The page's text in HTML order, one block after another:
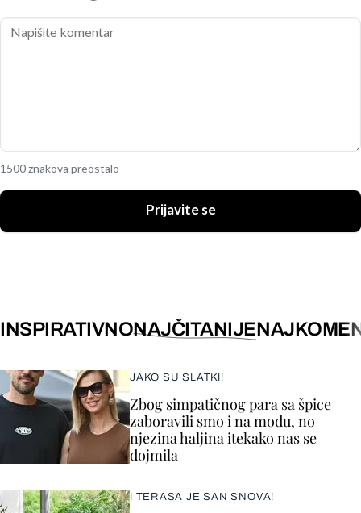
1500 znakova preostalo
Prijavite se
INSPIRATIVNONAJČITANIJE
JAKO SU SLATKI!
Zbog simpatičnog para sa špice
zaboravili smo i na modu, no
njezina haljina itekako nas se
dojmila
I TERASA JE SAN SNOVA!